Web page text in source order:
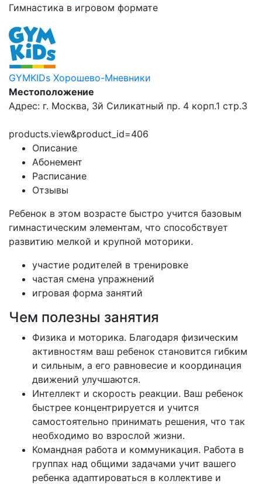
Гимнастика в игровом формате
GYMKIDs Хорошево-Мневники
Местоположение
Адрес: г. Москва, 3й Силикатный пр. 4 корп.1 стр.3
products.view&product_id=406
Описание
Абонемент
Расписание
Отзывы
Ребенок в этом возрасте быстро учится базовым
гимнастическим элементам, что способствует
развитию мелкой и крупной моторики.
участие родителей в тренировке
частая смена упражнений
игровая форма занятий
Чем полезны занятия
Физика и моторика. Благодаря физическим
активностям ваш ребенок становится гибким
и сильным, а его равновесие и координация
движений улучшаются.
Интеллект и скорость реакции. Ваш ребенок
быстрее концентрируется и учится
самостоятельно принимать решения, что так
необходимо во взрослой жизни.
Командная работа и коммуникация. Работа в
группах над общими задачами учит вашего
ребенка адаптироваться в коллективе и